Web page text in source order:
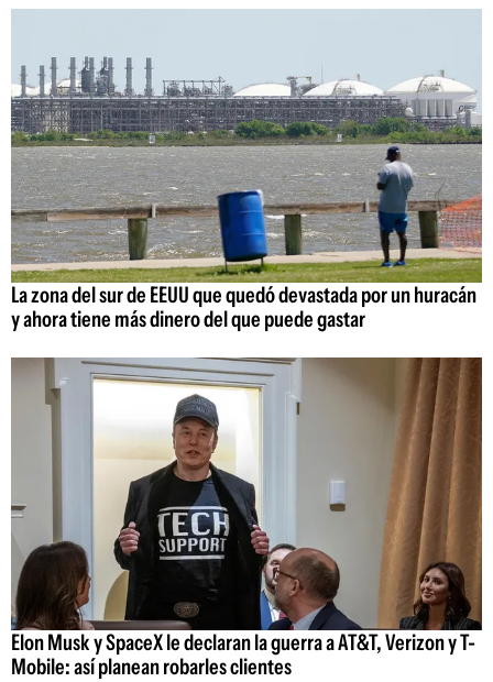
La zona del sur de EEUU que quedó devastada por un huracán
y ahora tiene más dinero del que puede gastar
Elon Musk y SpaceX le declaran la guerra a AT&T, Verizon y T-
Mobile: así planean robarles clientes